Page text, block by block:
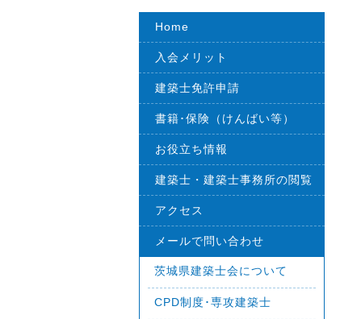
Home
入会メリット
建築士免許申請
書籍･保険（けんばい等）
お役立ち情報
建築士・建築士事務所の閲覧
アクセス
メールで問い合わせ
茨城県建築士会について
CPD制度･専攻建築士